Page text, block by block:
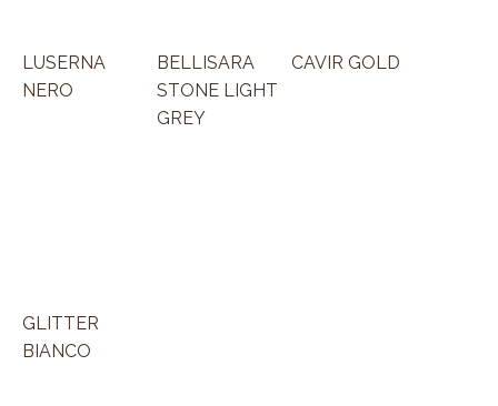
LUSERNA
NERO
BELLISARA
STONE LIGHT
GREY
CAVIR GOLD
GLITTER
BIANCO